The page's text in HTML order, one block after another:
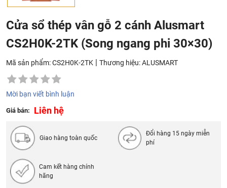
Cửa sổ thép vân gỗ 2 cánh Alusmart
CS2H0K-2TK (Song ngang phi 30×30)
Mã sản phẩm: CS2H0K-2TK | Thương hiệu:ALUSMART
Mời bạn viết bình luận
Giá bán: Liên hệ
Giao hàng toàn quốc
Đổi hàng 15 ngày miễn
phí
Cam kết hàng chính
hãng